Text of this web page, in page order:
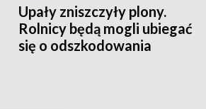
Upały zniszczyły plony.
Rolnicy będą mogli ubiegać
się o odszkodowania